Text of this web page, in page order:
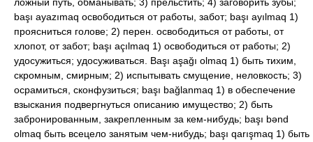
başı ayazımaq освободиться от работы, забот; başı ayılmaq 1)
проясниться голове; 2) перен. освободиться от работы, от
хлопот, от забот; başı açılmaq 1) освободиться от работы; 2)
удосужиться; удосуживаться. Başı aşağı olmaq 1) быть тихим,
скромным, смирным; 2) испытывать смущение, неловкость; 3)
осрамиться, сконфузиться; başı bağlanmaq 1) в обеспечение
взыскания подвергнуться описанию имущество; 2) быть
забронированным, закрепленным за кем-нибудь; başı bənd
olmaq быть всецело занятым чем-нибудь; başı qarışmaq 1) быть